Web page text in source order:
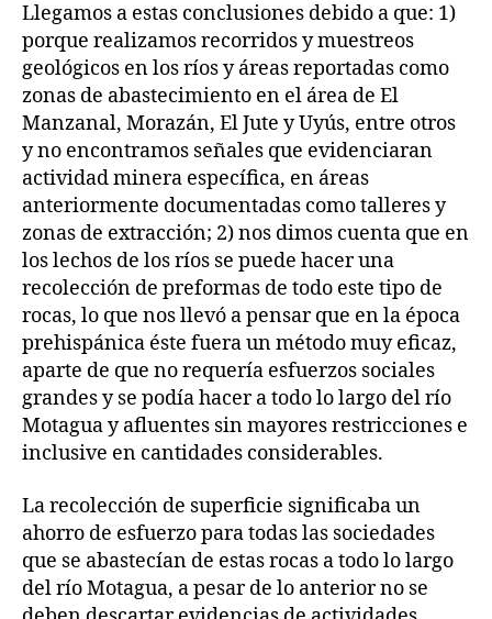
Llegamos a estas conclusiones debido a que: 1)
porque realizamos recorridos y muestreos
geológicos en los ríos y áreas reportadas como
zonas de abastecimiento en el área de El
Manzanal, Morazán, El Jute y Uyús, entre otros
y no encontramos señales que evidenciaran
actividad minera específica, en áreas
anteriormente documentadas como talleres y
zonas de extracción; 2) nos dimos cuenta que en
los lechos de los ríos se puede hacer una
recolección de preformas de todo este tipo de
rocas, lo que nos llevó a pensar que en la época
prehispánica éste fuera un método muy eficaz,
aparte de que no requería esfuerzos sociales
grandes y se podía hacer a todo lo largo del río
Motagua y afluentes sin mayores restricciones e
inclusive en cantidades considerables.
La recolección de superficie significaba un
ahorro de esfuerzo para todas las sociedades
que se abastecían de estas rocas a todo lo largo
del río Motagua, a pesar de lo anterior no se